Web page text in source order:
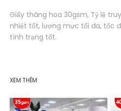
Giấy thăng hoa 30gsm, Tỷ lệ
nhiệt tốt, lượng mực tối đa, tốc
tình trạng tốt.
XEM THÊM